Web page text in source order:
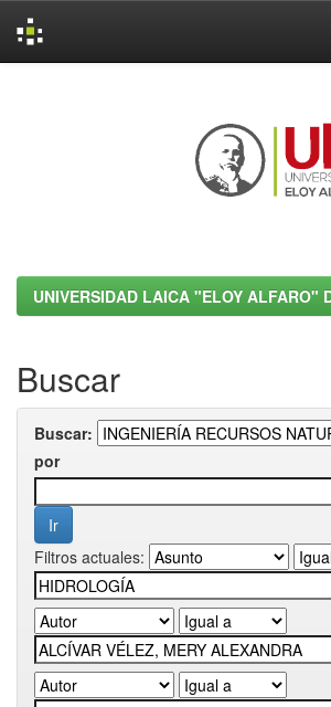
UNIVERSIDAD LAICA "ELOY ALFARO"
Buscar
Buscar:
por
Filtros actuales: